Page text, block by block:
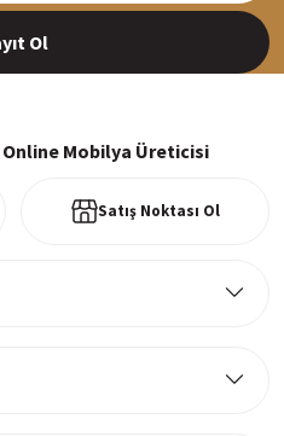
Ol
Online Mobilya Üreticisi
Satış Noktası Ol